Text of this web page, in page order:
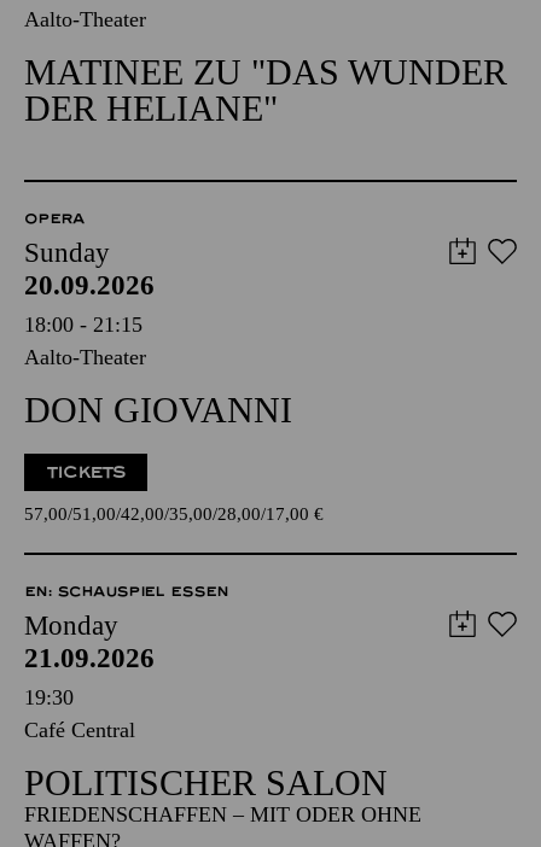
Aalto-Theater
MATINEE ZU "DAS WUNDER
DER HELIANE"
OPERA
Sunday
20.09.2026
18:00 - 21:15
Aalto-Theater
DON GIOVANNI
TICKETS
57,00 51,00 42,00 35,00 28,00 17,00 €
EN: SCHAUSPIEL ESSEN
Monday
21.09.2026
19:30
Café Central
POLITISCHER SALON
FRIEDENSCHAFFEN – MIT ODER OHNE
WAFFEN?